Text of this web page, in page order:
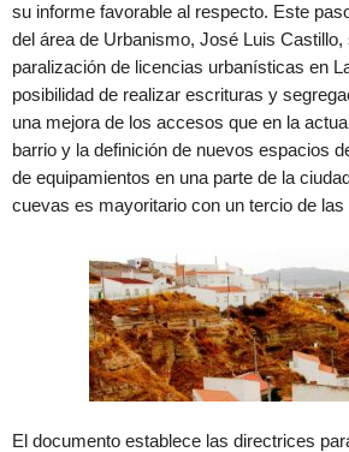
su informe favorable al respecto. Este
del área de Urbanismo, José Luis Castillo,
paralización de licencias urbanísticas en
posibilidad de realizar escrituras y
una mejora de los accesos que en la
barrio y la definición de nuevos espacios
de equipamientos en una parte de la
cuevas es mayoritario con un tercio de
El documento establece las directrices